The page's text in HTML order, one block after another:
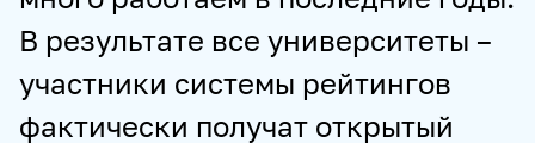
В результате все университеты –
участники системы рейтингов
фактически получат открытый